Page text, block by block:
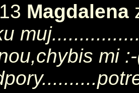
Magdalena
mi